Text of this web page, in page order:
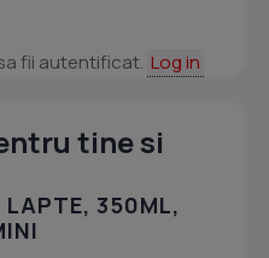
fii autentificat. Log in
tine si
LAPTE, 350ML,